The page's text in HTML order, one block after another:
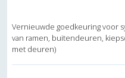
Vernieuwde goedkeuring voor
van ramen, buitendeuren,
met deuren)